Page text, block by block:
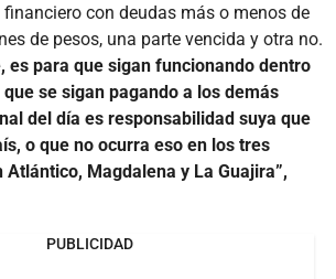
con deudas más o menos de
de pesos, una parte vencida y otra no.
es para que sigan funcionando dentro
se sigan pagando a los demás
del día es responsabilidad suya que
o que no ocurra eso en los tres
Magdalena y La Guajira”,
PUBLICIDAD